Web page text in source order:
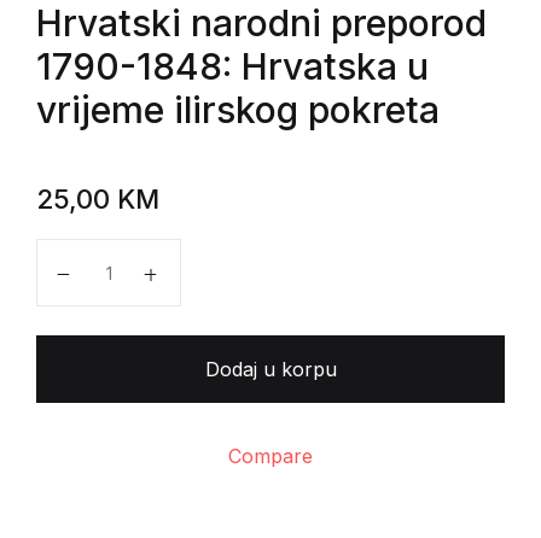
Hrvatski narodni preporod
1790-1848: Hrvatska u
vrijeme ilirskog pokreta
25,00 KM
Dodaj u korpu
Compare